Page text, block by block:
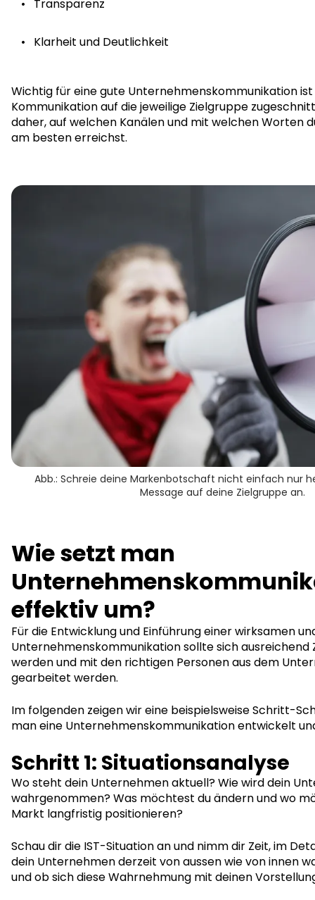
Transparenz
Klarheit und Deutlichkeit
Wichtig für eine gute Unternehmenskommunikation ist
Kommunikation auf die jeweilige Zielgruppe
daher, auf welchen Kanälen und mit welchen Worten
am besten erreichst.
Abb.: Schreie deine Markenbotschaft nicht einfach nur
Message auf deine Zielgruppe an.
Wie setzt man
effektiv um?
Für die Entwicklung und Einführung einer wirksamen
Unternehmenskommunikation sollte sich ausreichend
werden und mit den richtigen Personen aus dem
gearbeitet werden.
Im folgenden zeigen wir eine beispielsweise Schritt-
man eine Unternehmenskommunikation entwickelt
Schritt 1: Situationsanalyse
Wo steht dein Unternehmen aktuell? Wie wird dein
wahrgenommen? Was möchtest du ändern und wo
Markt langfristig positionieren?
Schau dir die IST-Situation an und nimm dir Zeit, im
dein Unternehmen derzeit von aussen wie von innen
und ob sich diese Wahrnehmung mit deinen